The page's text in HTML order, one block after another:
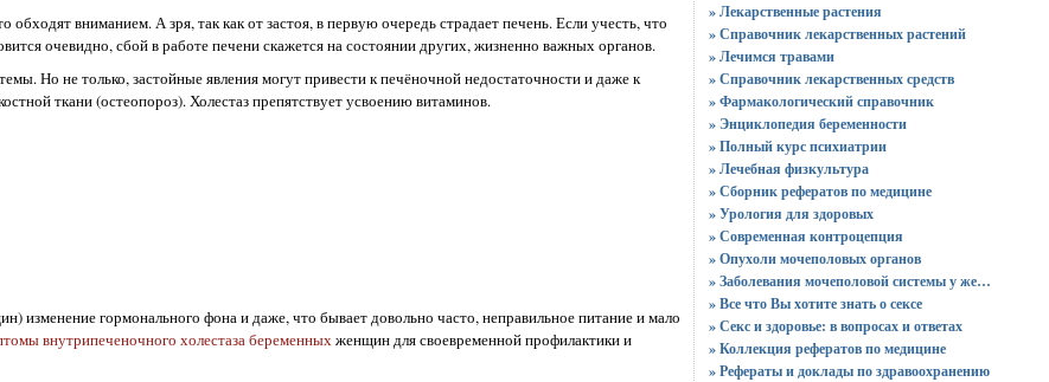
вниманием. А зря, так как от застоя, в первую очередь страдает печень. Если учесть, что
очевидно, сбой в работе печени скажется на состоянии других, жизненно важных органов.
Но не только, застойные явления могут привести к печёночной недостаточности и даже к
ткани (остеопороз). Холестаз препятствует усвоению витаминов.
изменение гормонального фона и даже, что бывает довольно часто, неправильное питание и мало
внутрипеченочного холестаза беременных женщин для своевременной профилактики и
» Лекарственные растения
» Справочник лекарственных растений
» Лечимся травами
» Справочник лекарственных средств
» Фармакологический справочник
» Энциклопедия беременности
» Полный курс психиатрии
» Лечебная физкультура
» Сборник рефератов по медицине
» Урология для здоровых
» Современная контроцепция
» Опухоли мочеполовых органов
» Заболевания мочеполовой системы у женщин
» Все что Вы хотите знать о сексе
» Секс и здоровье: в вопросах и ответах
» Коллекция рефератов по медицине
» Рефераты и доклады по здравоохранению